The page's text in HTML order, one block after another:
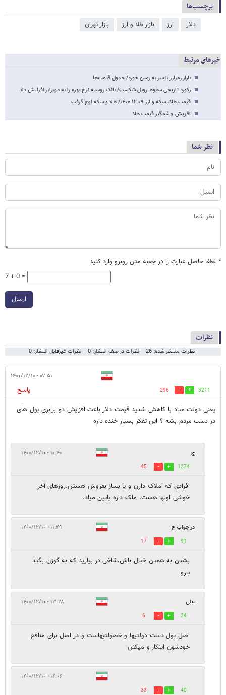
برچسب‌ها
دلار ارز بازار طلا و ارز بازار تهران
خبرهای مرتبط
بازار رمزارز با سر به زمین خورد/ جدول قیمت‌ها
رکورد تاریخی سقوط روبل شکست/ بانک روسیه نرخ بهره را به دوبرابر افزایش داد
قیمت طلا، سکه و ارز ۱۴۰۰.۱۲.۰۹/ طلا و سکه اوج گرفت
افزیش چشمگیر قیمت طلا
نظر شما
* لطفا حاصل عبارت را در جعبه متن روبرو وارد کنید
7 + 0 =
ارسال
نظرات
نظرات منتشر شده: 26 نظرات در صف انتشار: 0 نظرات غیرقابل انتشار: 0
۰۷:۵۱ - ۱۴۰۰/۱۲/۱۰
3211
296
پاسخ
یعنی دولت میاد با کاهش شدید قیمت دلار باعث افزایش دو برابری پول های
در دست مردم بشه ؟ این تفکر بسیار خنده داره
ج ۱۰:۴۰ - ۱۴۰۰/۱۲/۱۰
1274
45
افرادی که املاک دارن و یا بساز بفروش هستن.روزهای آخر
خوشی اونها هست. ملک داره پایین میاد.
در جواب ج ۱۱:۴۹ - ۱۴۰۰/۱۲/۱۰
91
17
بشین به همین خیال باش،شاخی در بیارید که به گوزن بگید
یارو
علی ۱۳:۲۸ - ۱۴۰۰/۱۲/۱۰
34
6
اصل پول دست دولتیها و خصولتیهاست و در اصل برای منافع
خودشون اینکار و میکنن
۱۴:۰۶ - ۱۴۰۰/۱۲/۱۰
40
33